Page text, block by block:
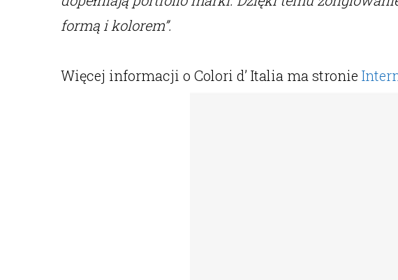
formą i kolorem”.
Więcej informacji o Colori d’ Italia ma stronie